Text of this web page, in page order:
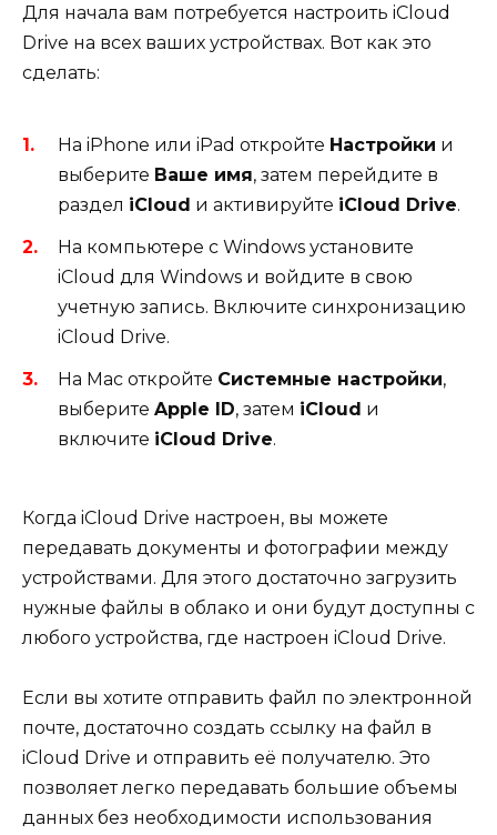
Для начала вам потребуется настроить iCloud
Drive на всех ваших устройствах. Вот как это
сделать:
На iPhone или iPad откройте Настройки и
выберите Ваше имя, затем перейдите в
раздел iCloud и активируйте iCloud Drive.
На компьютере с Windows установите
iCloud для Windows и войдите в свою
учетную запись. Включите синхронизацию
iCloud Drive.
На Mac откройте Системные настройки,
выберите Apple ID, затем iCloud и
включите iCloud Drive.
Когда iCloud Drive настроен, вы можете
передавать документы и фотографии между
устройствами. Для этого достаточно загрузить
нужные файлы в облако и они будут доступны с
любого устройства, где настроен iCloud Drive.
Если вы хотите отправить файл по электронной
почте, достаточно создать ссылку на файл в
iCloud Drive и отправить её получателю. Это
позволяет легко передавать большие объемы
данных без необходимости использования